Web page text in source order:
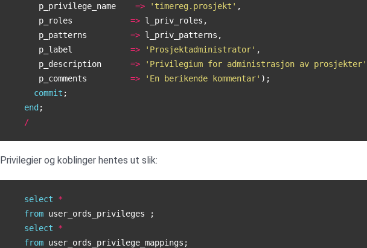
p_privilege_name
=> 'timereg.prosjekt' ,
p_roles
=> l_priv_roles ,
p_patterns
=> l_priv_patterns ,
p_label
=> 'Prosjektadministrator' ,
p_description
=>
'Privilegium for administrasjon av prosjekter'
p_comments
=> 'En berikende kommentar' );
commit ;
end ;
/
Privilegier og koblinger hentes ut slik:
select
*
from user_ords_privileges
;
select
*
from user_ords_privilege_mappings ;